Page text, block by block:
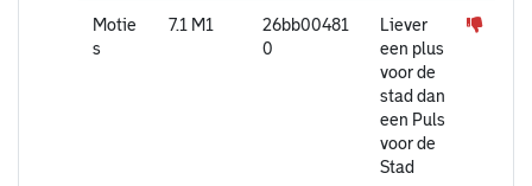
Motie
s
7.1 M1
26bb00481
0
Liever
een plus
voor de
stad dan
een Puls
voor de
Stad